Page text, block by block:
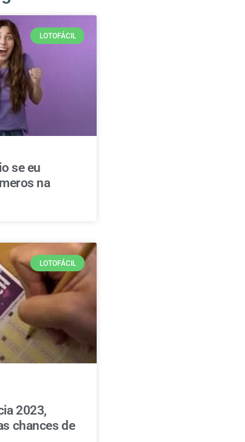
LOTOFÁCIL
se eu
na
LOTOFÁCIL
2023,
chances de